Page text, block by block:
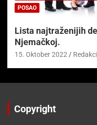
POSAO
Lista najtraženijih
Njemačkoj.
15. Oktober 2022
Copyright